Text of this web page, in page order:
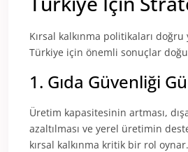
Kırsal kalkınma politikaları
Türkiye için önemli sonuçlar
1. Gıda Güvenliği
Üretim kapasitesinin artması, dışa
azaltılması ve yerel üretimin
kırsal kalkınma kritik bir rol oynar.